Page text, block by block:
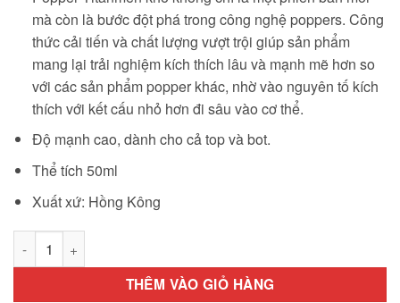
mà còn là bước đột phá trong công nghệ poppers. Công
thức cải tiến và chất lượng vượt trội giúp sản phẩm
mang lại trải nghiệm kích thích lâu và mạnh mẽ hơn so
với các sản phẩm popper khác, nhờ vào nguyên tố kích
thích với kết cấu nhỏ hơn đi sâu vào cơ thể.
Độ mạnh cao, dành cho cả top và bot.
Thể tích 50ml
Xuất xứ: Hồng Kông
THÊM VÀO GIỎ HÀNG